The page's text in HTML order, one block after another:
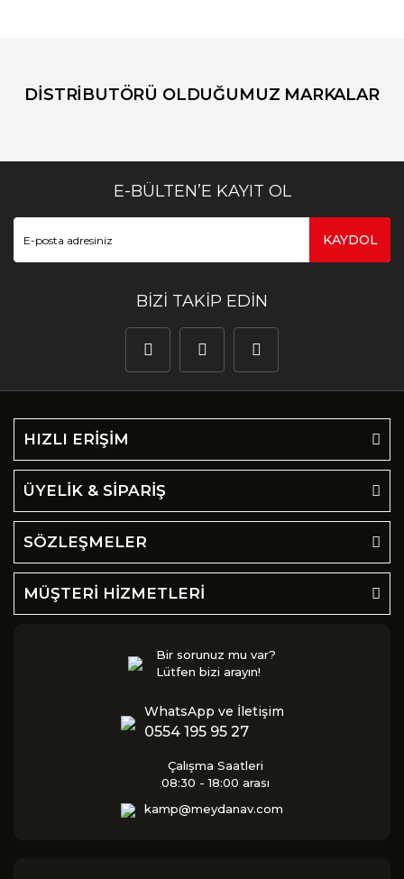
DİSTRİBUTÖRÜ OLDUĞUMUZ MARKALAR
E-BÜLTEN’E KAYIT OL
KAYDOL
BİZİ TAKİP EDİN
HIZLI ERİŞİM
ÜYELİK & SİPARİŞ
SÖZLEŞMELER
MÜŞTERİ HİZMETLERİ
Bir sorunuz mu var?
Lütfen bizi arayın!
WhatsApp ve İletişim
0554 195 95 27
Çalışma Saatleri
08:30 - 18:00 arası
kamp@meydanav.com